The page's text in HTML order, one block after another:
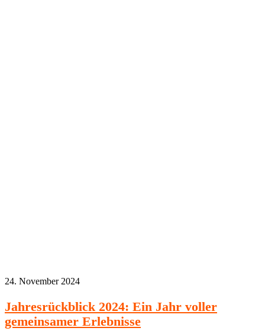
24. November 2024
Jahresrückblick 2024: Ein Jahr voller
gemeinsamer Erlebnisse